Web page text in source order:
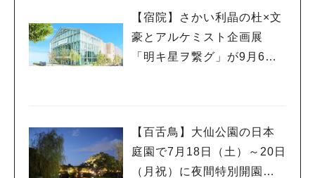
【宿院】さかい利晶の杜×文
豪とアルケミスト企画展
「明キ星ヲ繋グ」が9月6日
【百舌鳥】大仙公園の日本
庭園で7月18日（土）～20日
（月祝）に夜間特別開園！2